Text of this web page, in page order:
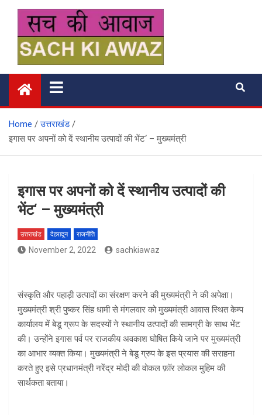
content
सच की आवाज
Home
उत्तराखंड
इगास पर अपनों को दें स्थानीय उत्पादों की भेंट‘ – मुख्यमंत्री
इगास पर अपनों को दें स्थानीय उत्पादों की
भेंट‘ – मुख्यमंत्री
उत्तराखंड देहरादून राजनीति
November 2, 2022 sachkiawaz
संस्कृति और पहाड़ी उत्पादों का संरक्षण करने की मुख्यमंत्री ने की अपेक्षा।
मुख्यमंत्री श्री पुष्कर सिंह धामी से मंगलवार को मुख्यमंत्री आवास स्थित केम्प
कार्यालय में बेडू ग्रूप के सदस्यों ने स्थानीय उत्पादों की सामग्री के साथ भेंट
की। उन्होंने इगास पर्व पर राजकीय अवकाश घोषित किये जाने पर मुख्यमंत्री
का आभार व्यक्त किया। मुख्यमंत्री ने बेडू ग्रुप के इस प्रयास की सराहना
करते हुए इसे प्रधानमंत्री नरेंद्र मोदी की वोकल फ़ॉर लोकल मुहिम की
सार्थकता बताया।